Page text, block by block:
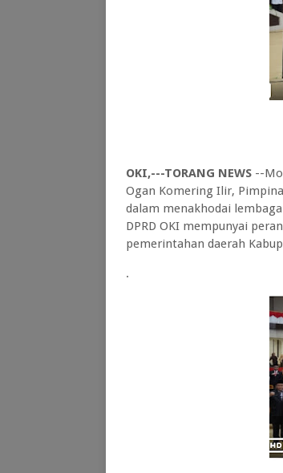
OKI,---TORANG NEWS --
Ogan Komering Ilir,
dalam menakhodai
DPRD OKI mempunyai
pemerintahan daerah
.